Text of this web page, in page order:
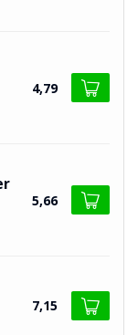
4,79
5,66
7,15